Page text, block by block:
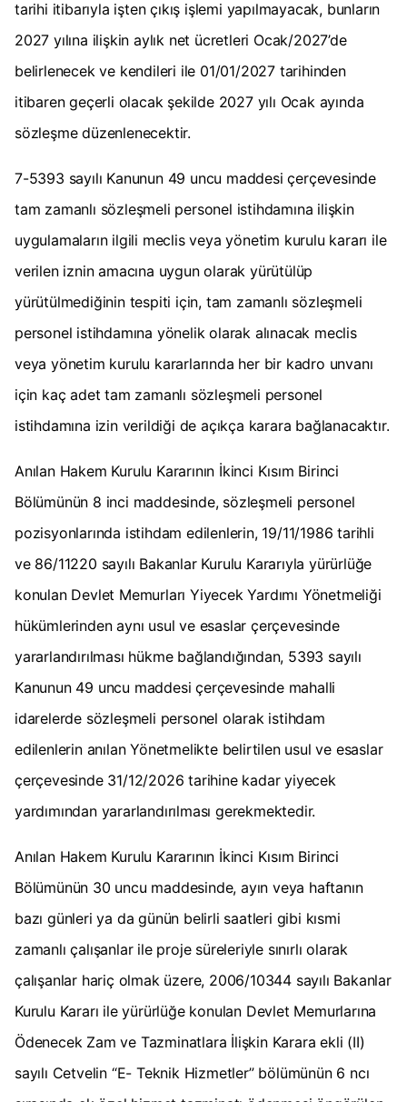
tarihi itibarıyla işten çıkış işlemi yapılmayacak, bunların
2027 yılına ilişkin aylık net ücretleri Ocak/2027’de
belirlenecek ve kendileri ile 01/01/2027 tarihinden
itibaren geçerli olacak şekilde 2027 yılı Ocak ayında
sözleşme düzenlenecektir.
7-5393 sayılı Kanunun 49 uncu maddesi çerçevesinde
tam zamanlı sözleşmeli personel istihdamına ilişkin
uygulamaların ilgili meclis veya yönetim kurulu kararı ile
verilen iznin amacına uygun olarak yürütülüp
yürütülmediğinin tespiti için, tam zamanlı sözleşmeli
personel istihdamına yönelik olarak alınacak meclis
veya yönetim kurulu kararlarında her bir kadro unvanı
için kaç adet tam zamanlı sözleşmeli personel
istihdamına izin verildiği de açıkça karara bağlanacaktır.
Anılan Hakem Kurulu Kararının İkinci Kısım Birinci
Bölümünün 8 inci maddesinde, sözleşmeli personel
pozisyonlarında istihdam edilenlerin, 19/11/1986 tarihli
ve 86/11220 sayılı Bakanlar Kurulu Kararıyla yürürlüğe
konulan Devlet Memurları Yiyecek Yardımı Yönetmeliği
hükümlerinden aynı usul ve esaslar çerçevesinde
yararlandırılması hükme bağlandığından, 5393 sayılı
Kanunun 49 uncu maddesi çerçevesinde mahalli
idarelerde sözleşmeli personel olarak istihdam
edilenlerin anılan Yönetmelikte belirtilen usul ve esaslar
çerçevesinde 31/12/2026 tarihine kadar yiyecek
yardımından yararlandırılması gerekmektedir.
Anılan Hakem Kurulu Kararının İkinci Kısım Birinci
Bölümünün 30 uncu maddesinde, ayın veya haftanın
bazı günleri ya da günün belirli saatleri gibi kısmi
zamanlı çalışanlar ile proje süreleriyle sınırlı olarak
çalışanlar hariç olmak üzere, 2006/10344 sayılı Bakanlar
Kurulu Kararı ile yürürlüğe konulan Devlet Memurlarına
Ödenecek Zam ve Tazminatlara İlişkin Karara ekli (II)
sayılı Cetvelin “E- Teknik Hizmetler” bölümünün 6 ncı